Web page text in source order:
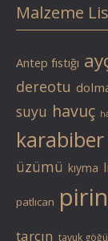
Malzeme
Antep fıstığı
dereotu
suyu havuç
karabiber
üzümü kıyma
patlıcan
tarçın tavuk